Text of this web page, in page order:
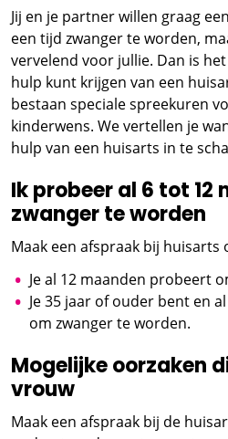
Jij en je partner willen graag
een tijd zwanger te worden,
vervelend voor jullie. Dan is
hulp kunt krijgen van een
bestaan speciale spreekuren
kinderwens. We vertellen je
hulp van een huisarts in te
Ik probeer al 6 tot 12
zwanger te worden
Maak een afspraak bij huisarts
Je al 12 maanden probeert
Je 35 jaar of ouder bent en
om zwanger te worden.
Mogelijke oorzaken
vrouw
Maak een afspraak bij de